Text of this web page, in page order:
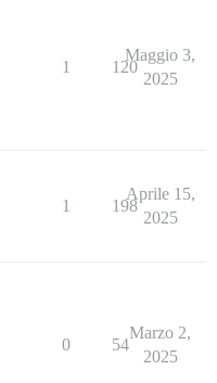
1 120
Maggio 3,
2025
1 198
Aprile 15,
2025
0 54
Marzo 2,
2025